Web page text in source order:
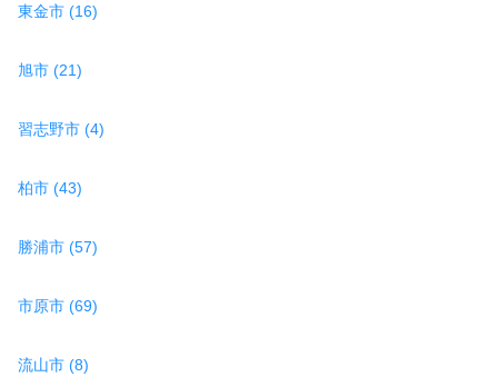
東金市 (16)
旭市 (21)
習志野市 (4)
柏市 (43)
勝浦市 (57)
市原市 (69)
流山市 (8)